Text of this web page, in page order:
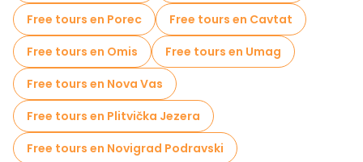
Tours para grupos pequeños en Zagreb
Tours mercados en Zagreb
Tours de degustación locales en Zagreb
Free tours de un día en Zagreb
Tours gastronómicos en Zagreb
Free tours en Porec
Free tours en Cavtat
Free tours en Omis
Free tours en Umag
Free tours en Nova Vas
Free tours en Plitvička Jezera
Free tours en Novigrad Podravski